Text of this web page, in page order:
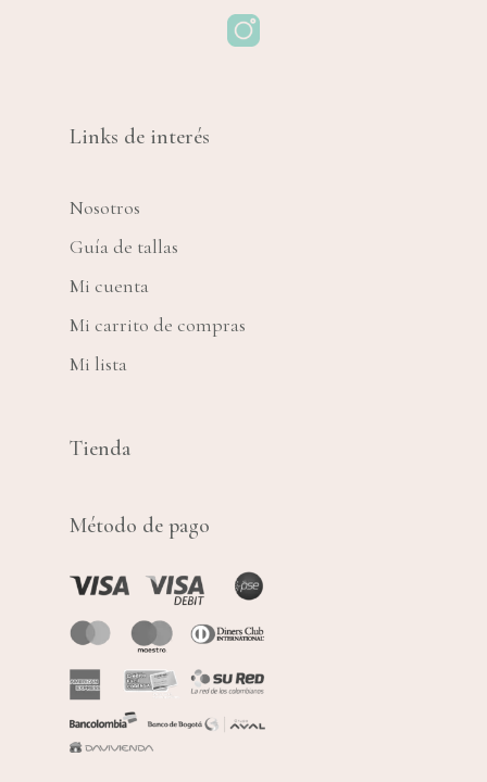
Links de interés
Nosotros
Guía de tallas
Mi cuenta
Mi carrito de compras
Mi lista
Tienda
Método de pago